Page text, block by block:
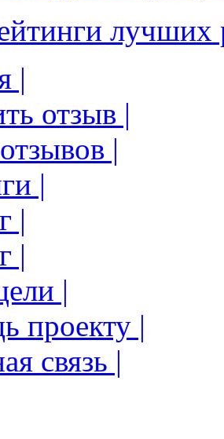
лучших
|
отзыв |
|
|
|
|
|
проекту |
связь |